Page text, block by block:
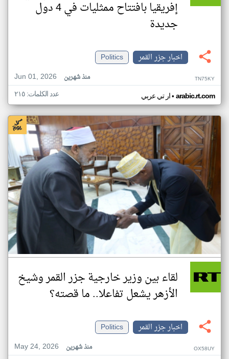
إفريقيا بافتتاح ممثليات في 4 دول
جديدة
اخبار جزر القمر
Politics
Jun 01, 2026
منذ شهرين TN75KY
ار تي عربي• arabic.rt.com عدد الكلمات: ٢١٥
لقاء بين وزير خارجية جزر القمر وشيخ
الأزهر يشعل تفاعلا.. ما قصته؟
اخبار جزر القمر
Politics
May 24, 2026
منذ شهرين OX58UY